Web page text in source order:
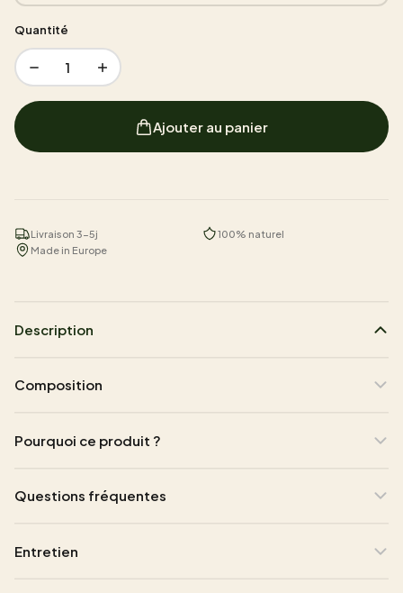
Quantité
1
Ajouter au panier
Livraison 3-5j
100% naturel
Made in Europe
Description
Composition
Pourquoi ce produit ?
Questions fréquentes
Entretien